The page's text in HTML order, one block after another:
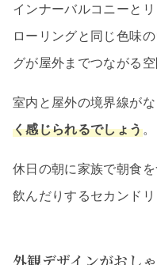
インナーバルコニーと
ローリングと同じ色味
グが屋外までつながる空
室内と屋外の境界線が
く感じられるでしょう。
休日の朝に家族で朝食
飲んだりするセカンド
外観デザインがおし